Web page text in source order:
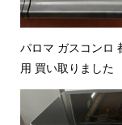
パロマ ガスコンロ
用 買い取りました